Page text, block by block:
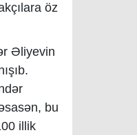
öz
Əliyevin
bu
illik